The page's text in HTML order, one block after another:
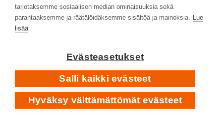
Tuomas Aitonurmi
tarjotaksemme sosiaalisen median ominaisuuksia sekä
parantaaksemme ja räätälöidäksemme sisältöä ja mainoksia. Lue
lisää
Evästeasetukset
Salli kaikki evästeet
Hyväksy välttämättömät evästeet